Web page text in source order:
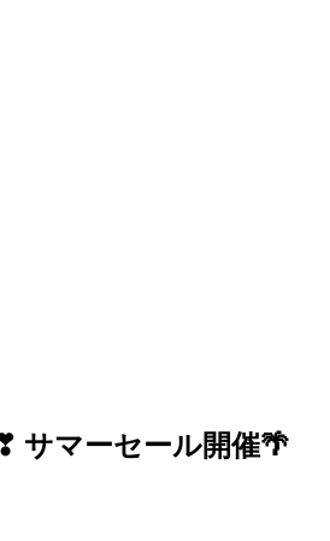
サマーセール開催🌴